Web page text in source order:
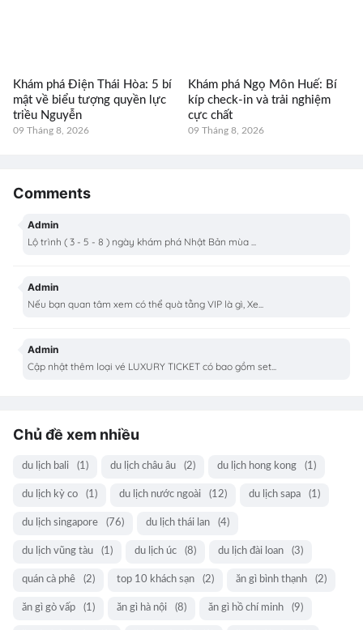
Khám phá Điện Thái Hòa: 5 bí
mật về biểu tượng quyền lực
triều Nguyễn
09 Tháng 8, 2026
Khám phá Ngọ Môn Huế: Bí
kíp check-in và trải nghiệm
cực chất
09 Tháng 8, 2026
Comments
Admin
Lộ trình ( 3 - 5 - 8 ) ngày khám phá Nhật Bản mùa ...
Admin
Nếu bạn quan tâm xem có thể quà tằng VIP là gì, Xe...
Admin
Cập nhật thêm loại vé LUXURY TICKET có bao gồm set...
Chủ đề xem nhiều
du lịch bali (1) du lịch châu âu (2) du lịch hong kong (1)
du lịch kỳ co (1) du lịch nước ngoài (12) du lịch sapa (1)
du lịch singapore (76) du lịch thái lan (4)
du lịch vũng tàu (1) du lịch úc (8) du lịch đài loan (3)
quán cà phê (2) top 10 khách sạn (2) ăn gì bình thạnh (2)
ăn gì gò vấp (1) ăn gì hà nội (8) ăn gì hồ chí minh (9)